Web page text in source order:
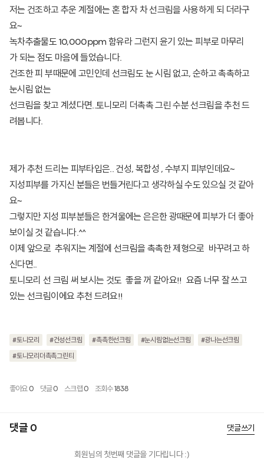
저는 건조하고 추운 계절에는 혼 합자 차 선크림을 사용하게 되 더라구
요~
녹차추출물도 10,000ppm 함유라 그런지 윤기 있는 피부로 마무리
가 되는 점도 마음에 들었습니다.
​건조한 피 부때문에 고민인데 선크림도 눈 시림 없고, 순하고 촉촉하고
눈시림 없는
선크림을 찾고 계셨다면..토니모리 더촉촉 그린 수분 선크림을 추천 드
려봅니다.
제가 추천 드리는 피부타입은.. 건성, 복합성 , 수부지 피부인데요~
지성피부를 가지신 분들은 번들거린다고 생각하실 수도 있으실 것 같아
요~
그렇지만 지성 피부분들은 한겨울에는 은은한 광때문에 피부가 더 좋아
보이실 것 같습니다.^^
이제 앞으로 추워지는 계절에 선크림을 촉촉한 제형으로 바꾸려고 하
신다면..
토니모리 선 크림 써 보시는 것도 좋을 꺼 같아요!! 요즘 너무 잘 쓰고
있는 선크림이에요 추천 드려요!!
#토니모리 #건성선크림 #촉촉한선크림 #눈시림없는선크림 #광나는선크림
#토니모리더촉촉그린티
좋아요 0 댓글0 스크랩0 조회수1838
댓글 0 댓글쓰기
회원님의 첫번째 댓글을 기다립니다 :)